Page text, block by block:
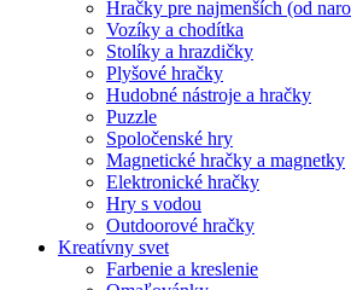
Hračky pre najmenších (od
Vozíky a chodítka
Stolíky a hrazdičky
Plyšové hračky
Hudobné nástroje a hračky
Puzzle
Spoločenské hry
Magnetické hračky a magnetky
Elektronické hračky
Hry s vodou
Outdoorové hračky
Kreatívny svet
Farbenie a kreslenie